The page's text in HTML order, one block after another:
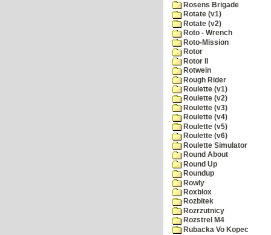
Rosens Brigade
Rotate (v1)
Rotate (v2)
Roto - Wrench
Roto-Mission
Rotor
Rotor II
Rotwein
Rough Rider
Roulette (v1)
Roulette (v2)
Roulette (v3)
Roulette (v4)
Roulette (v5)
Roulette (v6)
Roulette Simulator
Round About
Round Up
Roundup
Rowly
Roxblox
Rozbitek
Rozrzutnicy
Rozstrel M4
Rubacka Vo Kopec